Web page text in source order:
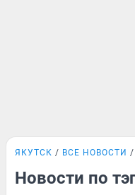
ЯКУТСК ВСЕ НОВОСТИ
Новости по